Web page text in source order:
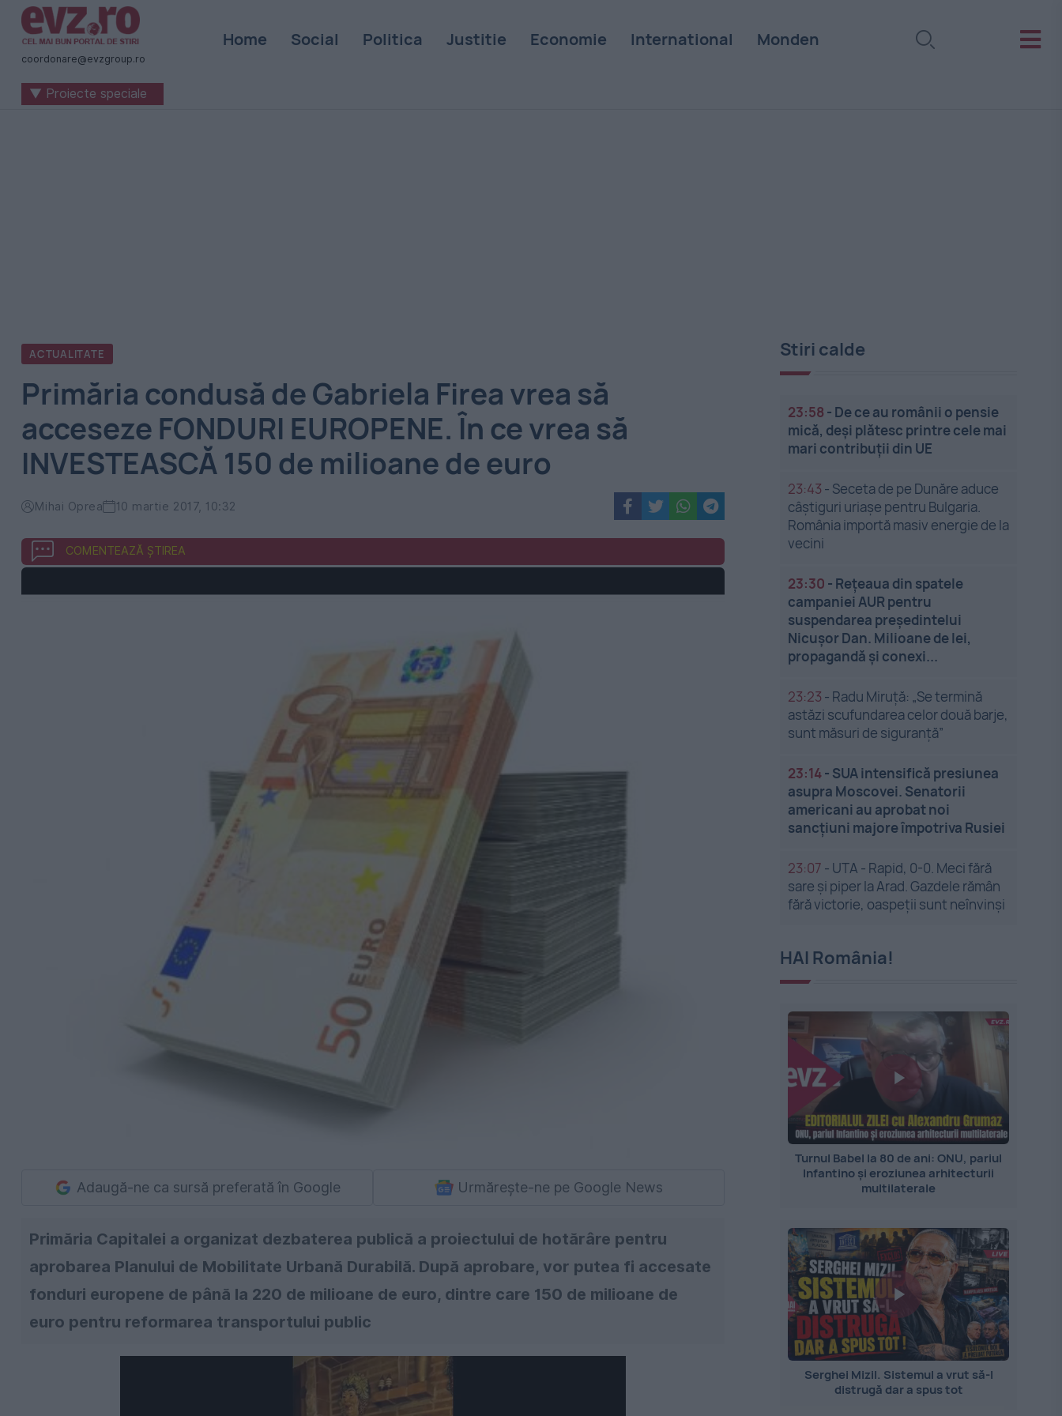
Știri
naționale
internaționale
coordonare@evzgroup.ro
Home Social Politica Justitie Economie International Monden
▼ Proiecte speciale
ACTUALITATE
Primăria condusă de Gabriela Firea vrea să
acceseze FONDURI EUROPENE. În ce vrea să
INVESTEASCĂ 150 de milioane de euro
Mihai Oprea 10 martie 2017, 10:32
COMENTEAZĂ ȘTIREA
Adaugă-ne ca sursă preferată în Google Urmărește-ne pe Google News
Primăria Capitalei a organizat dezbaterea publică a proiectului de hotărâre pentru
aprobarea Planului de Mobilitate Urbană Durabilă. După aprobare, vor putea fi accesate
fonduri europene de până la 220 de milioane de euro, dintre care 150 de milioane de
euro pentru reformarea transportului public
Stiri calde
23:58 - De ce au românii o pensie
mică, deși plătesc printre cele mai
mari contribuții din UE
23:43 - Seceta de pe Dunăre aduce
câștiguri uriașe pentru Bulgaria.
România importă masiv energie de la
vecini
23:30 - Rețeaua din spatele
campaniei AUR pentru
suspendarea președintelui
Nicușor Dan. Milioane de lei,
propagandă și conexi...
23:23 - Radu Miruță: „Se termină
astăzi scufundarea celor două barje,
sunt măsuri de siguranţă”
23:14- SUA intensifică presiunea
asupra Moscovei. Senatorii
americani au aprobat noi
sancțiuni majore împotriva Rusiei
23:07 - UTA - Rapid, 0-0. Meci fără
sare și piper la Arad. Gazdele rămân
fără victorie, oaspeții sunt neînvinși
HAI România!
Turnul Babel la 80 de ani: ONU, pariul
Infantino și eroziunea arhitecturii
multilaterale
Serghei Mizil. Sistemul a vrut să-l
distrugă dar a spus tot